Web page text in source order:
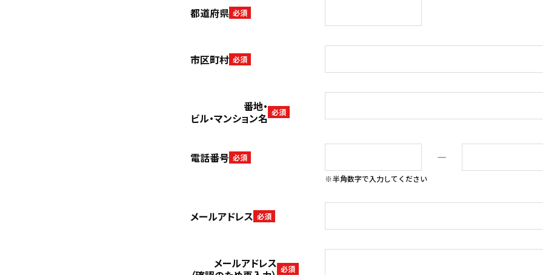
都道府県 必須
市区町村 必須
番地・
ビル・マンション名 必須
電話番号 必須 ―
半角数字で入力してください
メールアドレス 必須
メールアドレス 必須